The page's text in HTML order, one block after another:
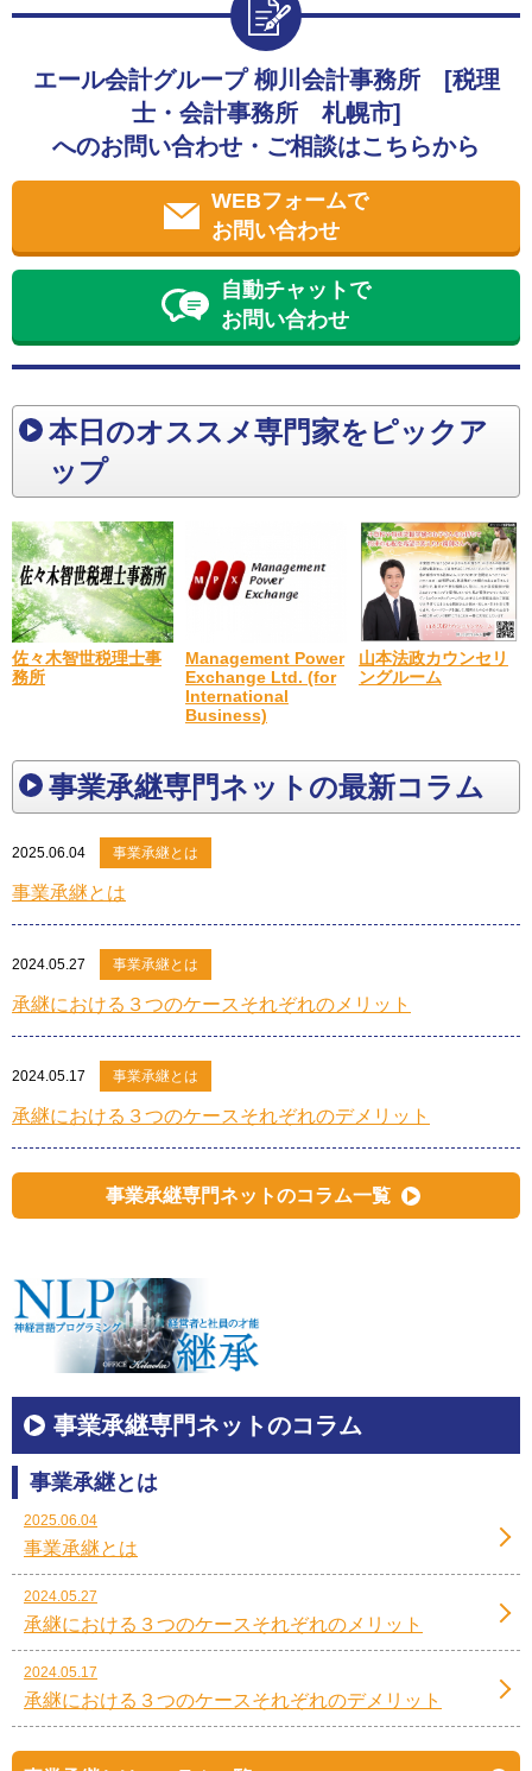
エール会計グループ 柳川会計事務所 [税理
士・会計事務所 札幌市]
へのお問い合わせ・ご相談はこちらから
WEBフォームで
お問い合わせ
自動チャットで
お問い合わせ
本日のオススメ専門家をピックア
ップ
佐々木智世税理士事
務所
Management Power
Exchange Ltd. (for
International
Business)
山本法政カウンセリ
ングルーム
事業承継専門ネットの最新コラム
2025.06.04 事業承継とは
事業承継とは
2024.05.27 事業承継とは
承継における３つのケースそれぞれのメリット
2024.05.17 事業承継とは
承継における３つのケースそれぞれのデメリット
事業承継専門ネットのコラム一覧
事業承継専門ネットのコラム
事業承継とは
2025.06.04
事業承継とは
2024.05.27
承継における３つのケースそれぞれのメリット
2024.05.17
承継における３つのケースそれぞれのデメリット